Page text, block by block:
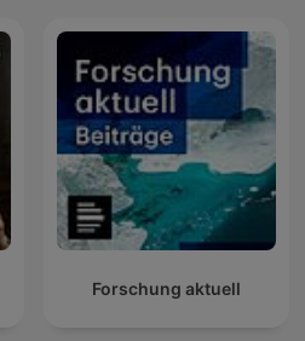
Forschung aktuell